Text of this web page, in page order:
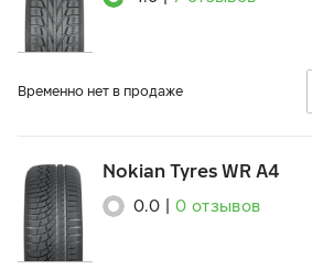
Временно нет в продаже
Nokian Tyres WR A4
0.0 0 отзывов